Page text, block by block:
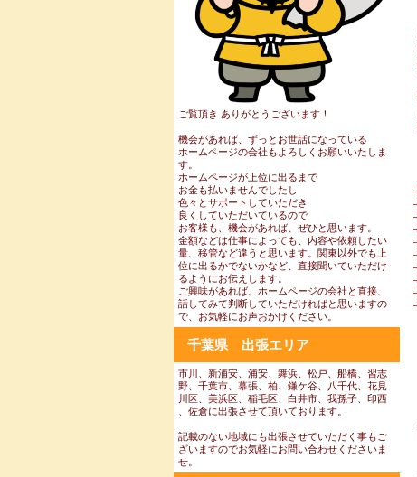
ご覧頂き ありがとうございます！
機会があれば、ずっとお世話になっている
ホームページの会社もよろしくお願いいたしま
す。
ホームページが上位に出るまで
お金も払いませんでしたし
色々とサポートしていただき
良くしていただいているので
お客様も、機会があれば、ぜひと思います。
金額などは仕事によっても、内容や依頼したい
量、移管など違うと思います。関東以外でも上
位に出るかでないかなど、直接聞いていただけ
るようにお伝えします。
ご興味があれば、ホームページの会社と直接、
話してみて判断していただければと思いますの
で、お気軽にお声おかけください。
千葉県 出張エリア
市川、新浦安、浦安、舞浜、松戸、船橋、習志
野、千葉市、幕張、柏、鎌ケ谷、八千代、花見
川区、美浜区、稲毛区、白井市、我孫子、印西
、佐倉に出張させて頂いております。
記載のない地域にも出張させていただく事もご
ざいますのでお気軽にお問い合わせくださいま
せ。